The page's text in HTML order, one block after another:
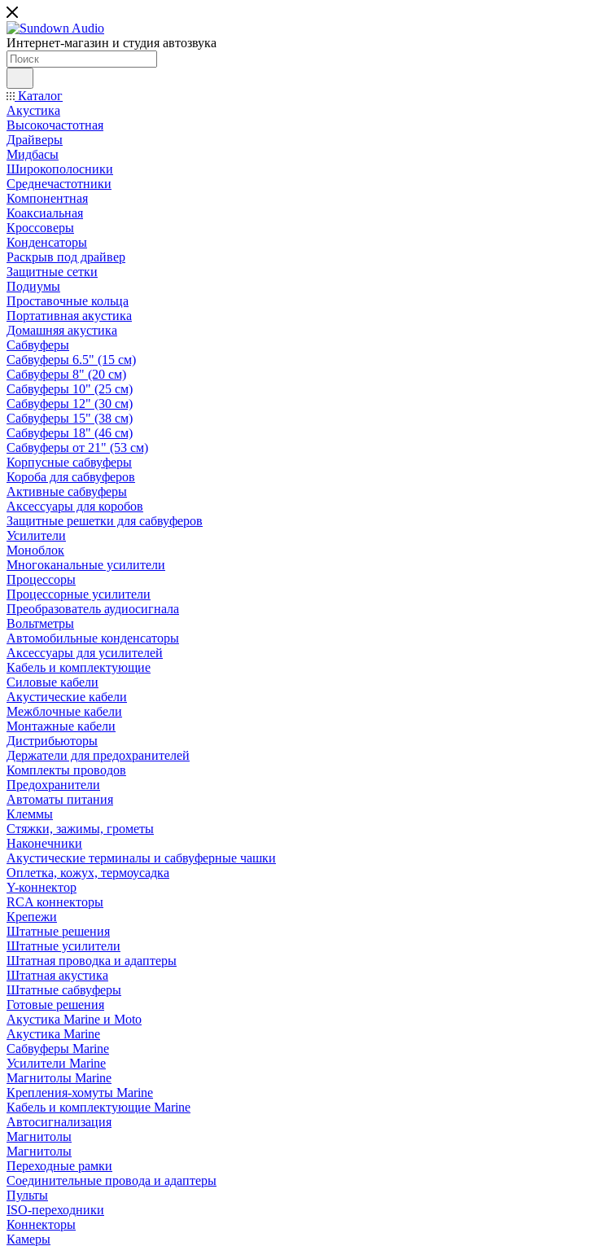
Интернет-магазин и студия автозвука
Каталог
Акустика
Высокочастотная
Драйверы
Мидбасы
Широкополосники
Среднечастотники
Компонентная
Коаксиальная
Кроссоверы
Конденсаторы
Раскрыв под драйвер
Защитные сетки
Подиумы
Проставочные кольца
Портативная акустика
Домашняя акустика
Сабвуферы
Сабвуферы 6.5" (15 см)
Сабвуферы 8" (20 см)
Сабвуферы 10" (25 см)
Сабвуферы 12" (30 см)
Сабвуферы 15" (38 см)
Сабвуферы 18" (46 см)
Сабвуферы от 21" (53 см)
Корпусные сабвуферы
Короба для сабвуферов
Активные сабвуферы
Аксессуары для коробов
Защитные решетки для сабвуферов
Усилители
Моноблок
Многоканальные усилители
Процессоры
Процессорные усилители
Преобразователь аудиосигнала
Вольтметры
Автомобильные конденсаторы
Аксессуары для усилителей
Кабель и комплектующие
Силовые кабели
Акустические кабели
Межблочные кабели
Монтажные кабели
Дистрибьюторы
Держатели для предохранителей
Комплекты проводов
Предохранители
Автоматы питания
Клеммы
Стяжки, зажимы, грометы
Наконечники
Акустические терминалы и сабвуферные чашки
Оплетка, кожух, термоусадка
Y-коннектор
RCA коннекторы
Крепежи
Штатные решения
Штатные усилители
Штатная проводка и адаптеры
Штатная акустика
Штатные сабвуферы
Готовые решения
Акустика Marine и Moto
Акустика Marine
Сабвуферы Marine
Усилители Marine
Магнитолы Marine
Крепления-хомуты Marine
Кабель и комплектующие Marine
Автосигнализация
Магнитолы
Магнитолы
Переходные рамки
Соединительные провода и адаптеры
Пульты
ISO-переходники
Коннекторы
Камеры